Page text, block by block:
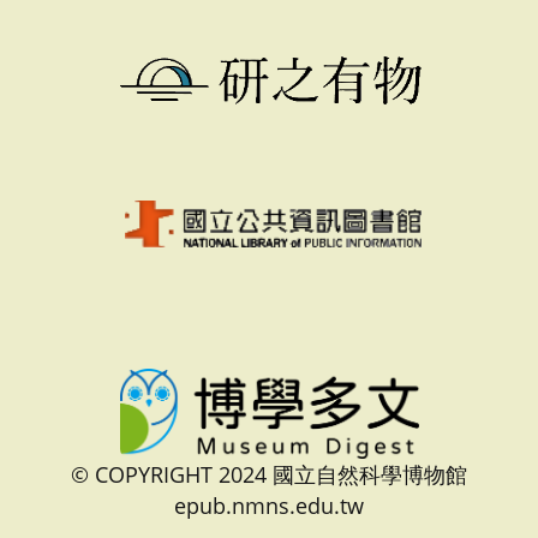
© COPYRIGHT 2024 國立自然科學博物館
epub.nmns.edu.tw